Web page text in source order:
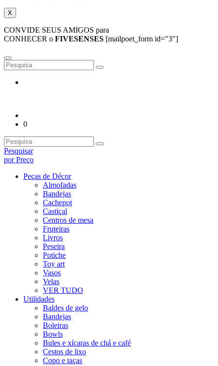
X
CONVIDE SEUS AMIGOS para
CONHECER o FIVESENSES [mailpoet_form id="3"]
0
Pesquisar
por Preço
Peças de Décor
Almofadas
Bandejas
Cachepot
Castiçal
Centros de mesa
Fruteiras
Livros
Peseira
Potiche
Toy art
Vasos
Velas
VER TUDO
Utilidades
Baldes de gelo
Bandejas
Boleiras
Bowls
Bules e xícaras de chá e café
Cestos de lixo
Copo e taças